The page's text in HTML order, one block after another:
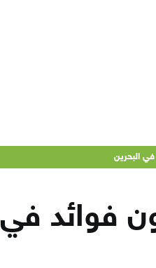
البحرين
فوائد في